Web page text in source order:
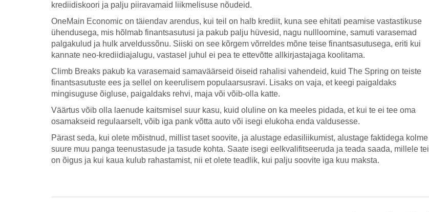
krediidiskoori ja palju piiravamaid liikmelisuse nõudeid.
OneMain Economic on täiendav arendus, kui teil on halb krediit, kuna see ehitati peamise vastastikuse
ühendusega, mis hõlmab finantsasutusi ja pakub palju hüvesid, nagu nullloomine, samuti varasemad
palgakulud ja hulk arveldussõnu. Siiski on see kõrgem võrreldes mõne teise finantsasutusega, eriti kui
kannate neo-krediidiajalugu, vastasel juhul ei pea te ettevõtte allkirjastajaga koolitama.
Climb Breaks pakub ka varasemaid samaväärseid öiseid rahalisi vahendeid, kuid The Spring on teiste
finantsasutuste ees ja sellel on keerulisem populaarsusravi. Lisaks on vaja, et keegi paigaldaks
mingisuguse õigluse, paigaldaks rehvi, maja või võib-olla katte.
Väärtus võib olla laenude kaitsmisel suur kasu, kuid oluline on ka meeles pidada, et kui te ei tee oma
osamakseid regulaarselt, võib iga pank võtta auto või isegi elukoha enda valdusesse.
Pärast seda, kui olete mõistnud, millist taset soovite, ja alustage edasiliikumist, alustage faktidega kolme
suure muu panga teenustasude ja tasude kohta. Saate isegi eelkvalifitseeruda ja teada saada, millele teil
on õigus ja kui kaua kulub rahastamist, nii et olete teadlik, kui palju soovite iga kuu maksta.